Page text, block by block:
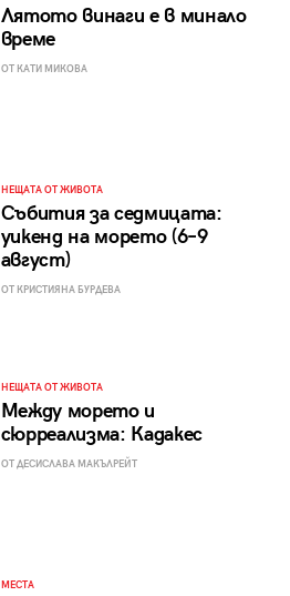
Лятото винаги е в минало
време
ОТ КАТИ МИКОВА
НЕЩАТА ОТ ЖИВОТА
Събития за седмицата:
уикенд на морето (6–9
август)
ОТ КРИСТИЯНА БУРДЕВА
НЕЩАТА ОТ ЖИВОТА
Между морето и
сюрреализма: Кадакес
ОТ ДЕСИСЛАВА МАКЪЛРЕЙТ
МЕСТА